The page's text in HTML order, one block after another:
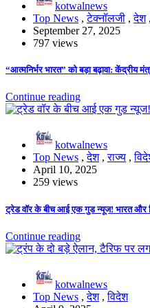
kotwalnews
Top News ,टेक्नॉलजी ,देश
September 27, 2025
797 views
“आत्मनिर्भर भारत” को बड़ा बढ़ावा: केंद्रीय
Continue reading
kotwalnews
Top News ,देश,राज्य ,
April 10, 2025
259 views
ट्रेड वॉर के बीच आई एक गुड न्यूज! भारत और
Continue reading
kotwalnews
Top News ,देश,विदेश